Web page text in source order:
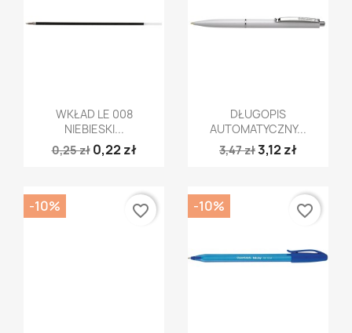
Szybki podgląd
WKŁAD LE 008
NIEBIESKI...
0,25 zł 0,22 zł
Szybki podgląd
DŁUGOPIS
AUTOMATYCZNY...
3,47 zł3,12 zł
-10% favorite_border -10% favorite_border